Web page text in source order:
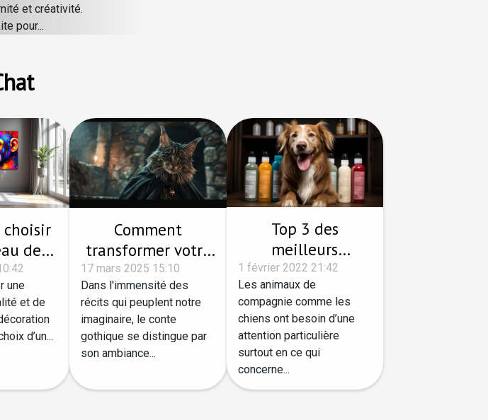
et créativité.
pour...
choisir
de
votre
?
une
et de
d’un...
Comment
transformer votre
chat en
personnage de
conte gothique
17 mars 2025 15:10
Dans l'immensité des
récits qui peuplent notre
imaginaire, le conte
gothique se distingue par
son ambiance...
Top 3 des
meilleurs
shampooings pour
chien
1 février 2022 21:42
Les animaux de
compagnie comme les
chiens ont besoin d’une
attention particulière
surtout en ce qui
concerne...